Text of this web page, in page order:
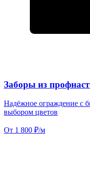
Заборы из
Надёжное ограждение с
выбором цветов
От 1 800 ₽/м